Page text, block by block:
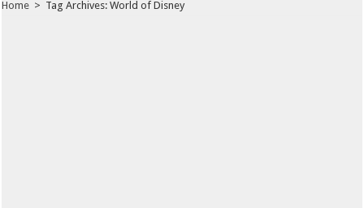
Home > Tag Archives: World of Disney